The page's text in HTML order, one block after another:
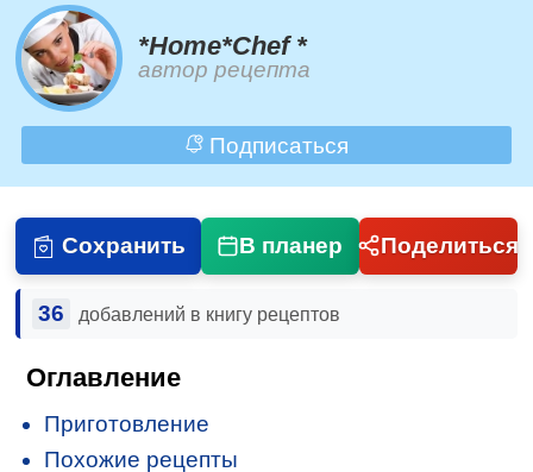
*Home*Chef *
автор рецепта
Подписаться
Сохранить В планер Поделиться
36 добавлений в книгу рецептов
Оглавление
Приготовление
Похожие рецепты